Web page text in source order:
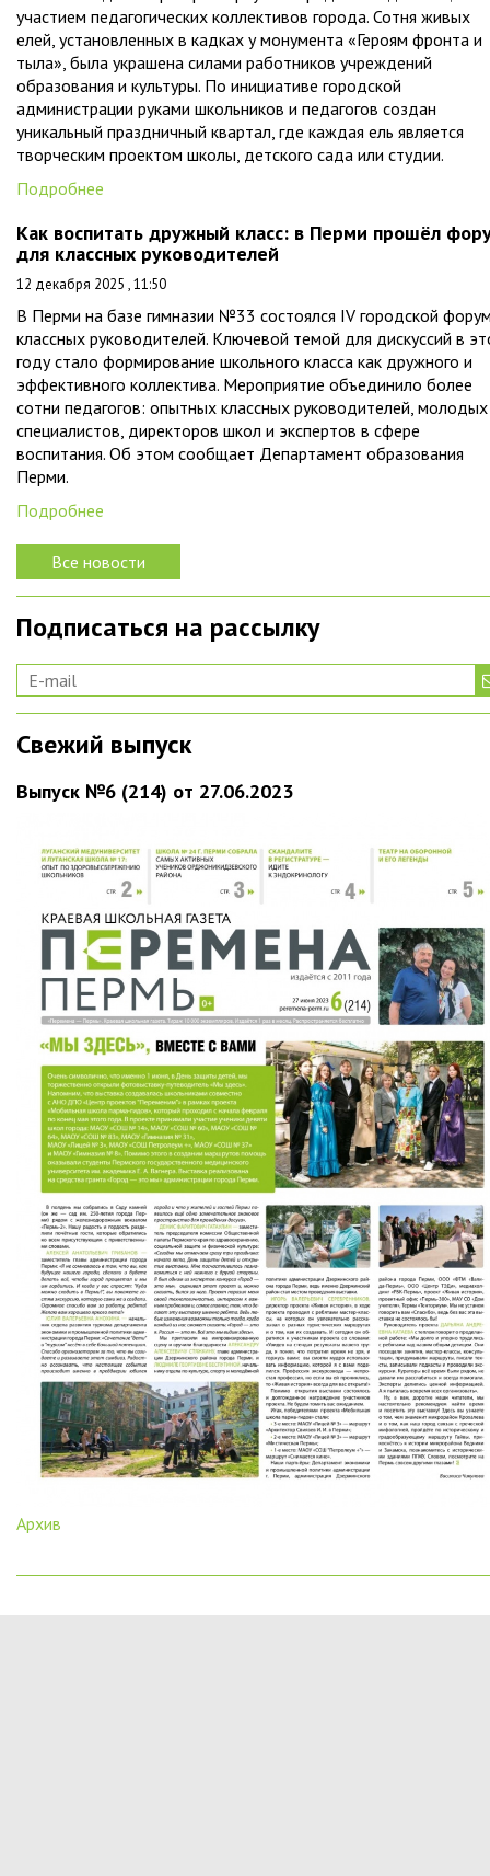
участием педагогических коллективов города. Сотня живых
елей, установленных в кадках у монумента «Героям фронта и
тыла», была украшена силами работников учреждений
образования и культуры. По инициативе городской
администрации руками школьников и педагогов создан
уникальный праздничный квартал, где каждая ель является
творческим проектом школы, детского сада или студии.
Подробнее
Как воспитать дружный класс: в Перми прошёл
для классных руководителей
12 декабря 2025 , 11:50
В Перми на базе гимназии №33 состоялся IV городской
классных руководителей. Ключевой темой для дискуссий в
году стало формирование школьного класса как дружного и
эффективного коллектива. Мероприятие объединило более
сотни педагогов: опытных классных руководителей, молодых
специалистов, директоров школ и экспертов в сфере
воспитания. Об этом сообщает Департамент образования
Перми.
Подробнее
Все новости
Подписаться на рассылку
Свежий выпуск
Выпуск №6 (214) от 27.06.2023
Архив